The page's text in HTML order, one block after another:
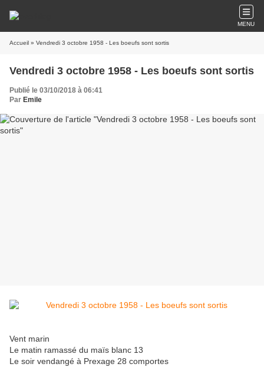
MENU
Accueil » Vendredi 3 octobre 1958 - Les boeufs sont sortis
Vendredi 3 octobre 1958 - Les boeufs sont sortis
Publié le 03/10/2018 à 06:41
Par Emile
Vent marin
Le matin ramassé du maïs blanc 13
Le soir vendangé à Prexage 28 comportes